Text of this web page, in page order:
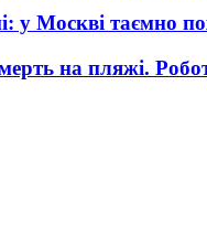
у Москві таємно
на пляжі.